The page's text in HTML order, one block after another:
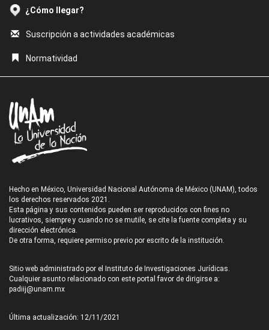
¿Cómo llegar?
Suscripción a actividades académicas
Normatividad
Hecho en México, Universidad Nacional Autónoma de México (UNAM), todos
los derechos reservados 2021.
Esta página y sus contenidos pueden ser reproducidos con fines no
lucrativos, siempre y cuando no se mutile, se cite la fuente completa y su
dirección electrónica.
De otra forma, requiere permiso previo por escrito de la institución.
Sitio web administrado por el Instituto de Investigaciones Jurídicas.
Cualquier asunto relacionado con este portal favor de dirigirse a:
padiij@unam.mx
Última actualización: 12/11/2021